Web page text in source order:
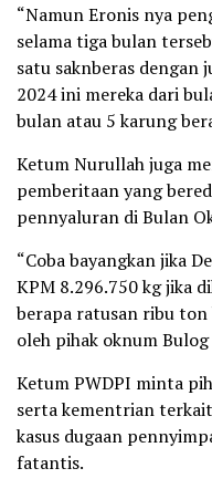
“Namun Eronis nya
selama tiga bulan
satu saknberas dengan
2024 ini mereka dari
bulan atau 5 karung
Ketum Nurullah juga
pemberitaan yang
pennyaluran di Bulan
“Coba bayangkan jika
KPM 8.296.750 kg jika
berapa ratusan ribu ton
oleh pihak oknum
Ketum PWDPI minta
serta kementrian
kasus dugaan
fatantis.